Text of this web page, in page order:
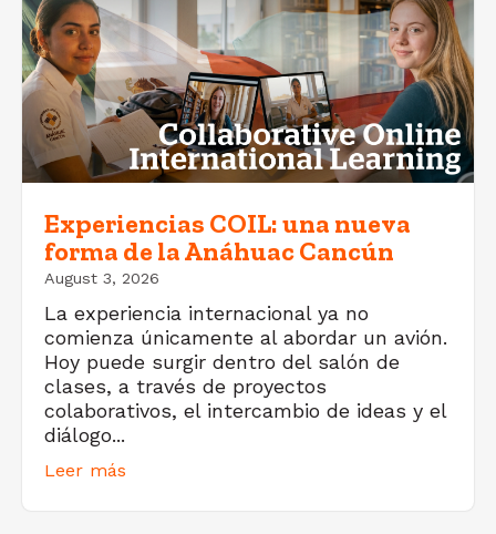
Experiencias COIL: una nueva
forma de la Anáhuac Cancún
August 3, 2026
La experiencia internacional ya no
comienza únicamente al abordar un avión.
Hoy puede surgir dentro del salón de
clases, a través de proyectos
colaborativos, el intercambio de ideas y el
diálogo...
Leer más